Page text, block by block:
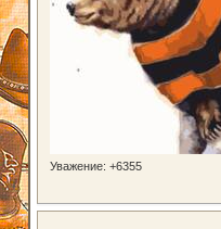
Уважение: +6355